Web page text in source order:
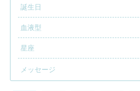
誕生日
血液型
星座
メッセージ